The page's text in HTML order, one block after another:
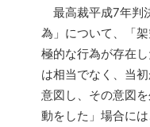
最高裁平成7年判
為」について、「
極的な行為が存在
は相当でなく、当
意図し、その意図
動をした」場合に